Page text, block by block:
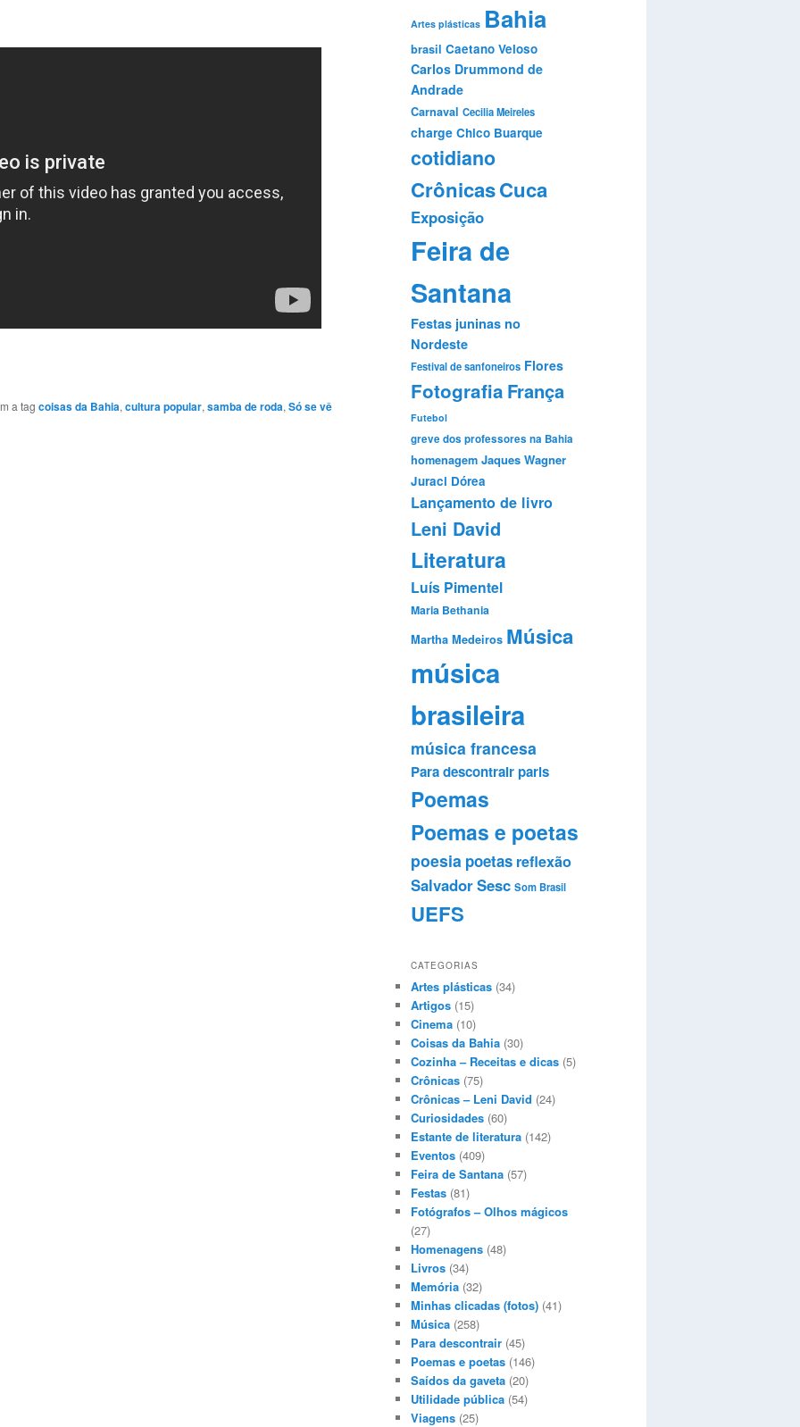
a tag coisas da Bahia,cultura popular,samba de roda,Só se vê
Artes plásticas Bahia
brasil Caetano Veloso
Carlos Drummond de
Andrade
Carnaval Cecilia Meireles
charge Chico Buarque
cotidiano
CrônicasCuca
Exposição
Feira de
Santana
Festas juninas no
Nordeste
Festival de sanfoneiros Flores
Fotografia França
Futebol
greve dos professores na Bahia
homenagem Jaques Wagner
Juraci Dórea
Lançamento de livro
Leni David
Literatura
Luís Pimentel
Maria Bethania
Martha Medeiros Música
música
brasileira
música francesa
Para descontrairparis
Poemas
Poemas e poetas
poesia poetas reflexão
SalvadorSesc Som Brasil
UEFS
CATEGORIAS
Artes plásticas (34)
Artigos (15)
Cinema (10)
Coisas da Bahia (30)
Cozinha – Receitas e dicas (5)
Crônicas (75)
Crônicas – Leni David (24)
Curiosidades (60)
Estante de literatura (142)
Eventos (409)
Feira de Santana (57)
Festas (81)
Fotógrafos – Olhos mágicos
(27)
Homenagens (48)
Livros (34)
Memória (32)
Minhas clicadas (fotos) (41)
Música (258)
Para descontrair (45)
Poemas e poetas (146)
Saídos da gaveta (20)
Utilidade pública (54)
Viagens (25)